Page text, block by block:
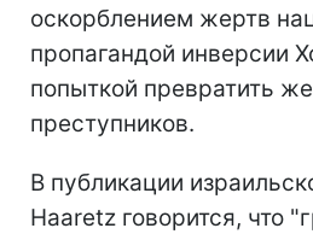
оскорблением жертв
пропагандой инверсии
попыткой превратить
преступников.
В публикации
Haaretz говорится, что